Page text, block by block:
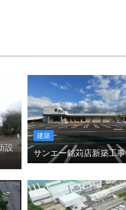
設
建築
サンエー銘苅店新築工事